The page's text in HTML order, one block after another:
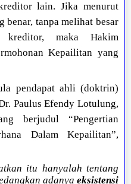
lain. Jika menurut
benar, tanpa melihat besar
maka Hakim
Kepailitan yang
pendapat ahli (doktrin)
Paulus Efendy Lotulung,
berjudul “Pengertian
Dalam Kepailitan”,
itu hanyalah tentang
adanya eksistensi